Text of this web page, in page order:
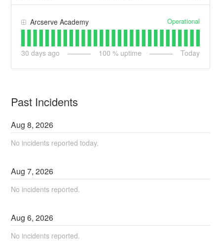
Arcserve Academy Operational
30 days ago 100 % uptime Today
Past Incidents
Aug8,2026
No incidents reported today.
Aug7,2026
No incidents reported.
Aug6,2026
No incidents reported.